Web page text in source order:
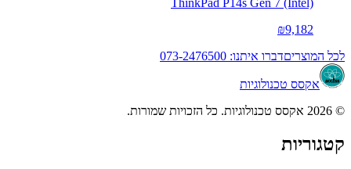
₪9,182
לכל המוצריםדברו איתנו: 073-2476500
אקסס טכנולוגיות
© 2026 אקסס טכנולוגיות. כל הזכויות שמורות.
קטגוריות